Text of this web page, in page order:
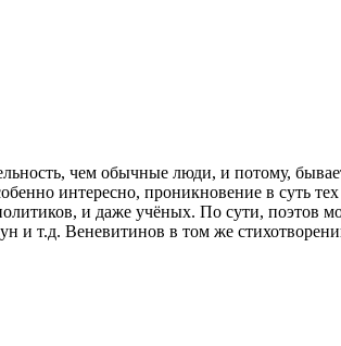
чем обычные люди, и потому,
интересно, проникновение в суть
и даже учёных. По сути, поэтов
и т.д. Веневитинов в том же